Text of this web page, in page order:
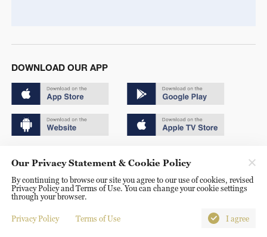
DOWNLOAD OUR APP
京ICP备20000184号
京公网安备 11010502050052号
Disinformation report hotline: 010-85061466
Our Privacy Statement & Cookie Policy
By continuing to browse our site you agree to our use of cookies, revised
Privacy Policy and Terms of Use. You can change your cookie settings
through your browser.
Privacy Policy Terms of Use I agree